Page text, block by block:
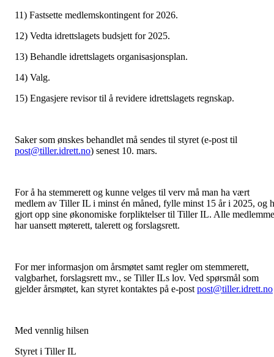
11) Fastsette medlemskontingent for 2026.
12) Vedta idrettslagets budsjett for 2025.
13) Behandle idrettslagets organisasjonsplan.
14) Valg.
15) Engasjere revisor til å revidere idrettslagets regnskap.
Saker som ønskes behandlet må sendes til styret (e-post til
post@tiller.idrett.no) senest 10. mars.
For å ha stemmerett og kunne velges til verv må man ha vært
medlem av Tiller IL i minst én måned, fylle minst 15 år i 2025, og
gjort opp sine økonomiske forpliktelser til Tiller IL. Alle
har uansett møterett, talerett og forslagsrett.
For mer informasjon om årsmøtet samt regler om stemmerett,
valgbarhet, forslagsrett mv., se Tiller ILs lov. Ved spørsmål som
gjelder årsmøtet, kan styret kontaktes på e-post post@tiller.idrett.no
Med vennlig hilsen
Styret i Tiller IL